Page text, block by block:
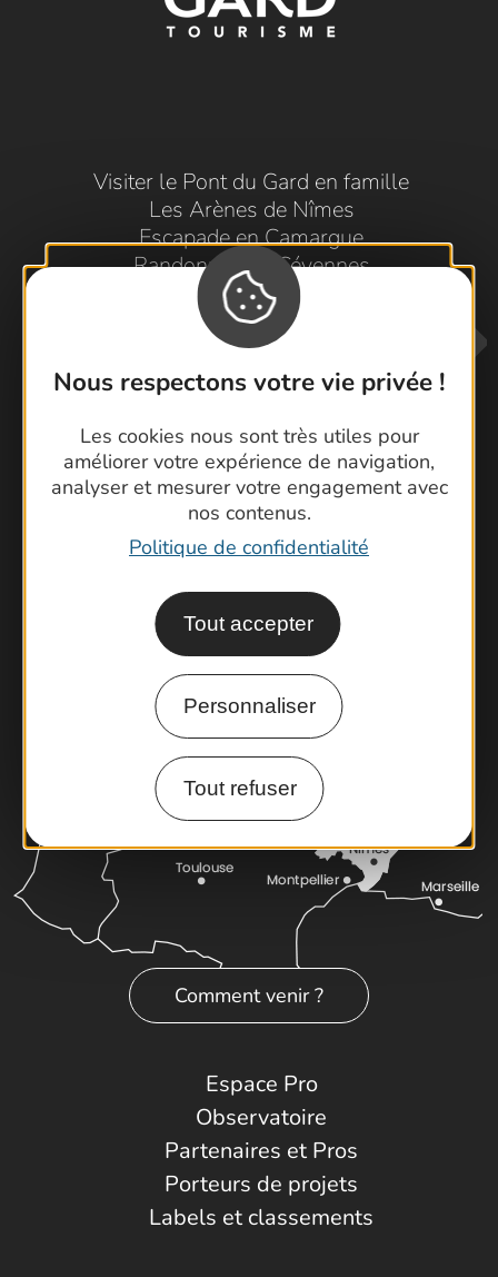
Nous respectons votre vie privée !
Les cookies nous sont très utiles pour
améliorer votre expérience de navigation,
analyser et mesurer votre engagement avec
nos contenus.
Politique de confidentialité
Tout accepter
Personnaliser
Tout refuser
Visiter le Pont du Gard en famille
Les Arènes de Nîmes
Escapade en Camargue
Randonnée en Cévennes
Contactez-nous !
Foire aux questions
Brochures
Cartoguides et Topoguides
Latitude Gard
Comment venir ?
Espace Pro
Observatoire
Partenaires et Pros
Porteurs de projets
Labels et classements